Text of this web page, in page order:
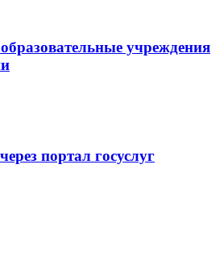
учреждения
портал госуслуг